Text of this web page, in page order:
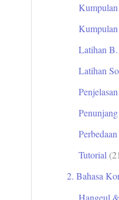
Latihan
Latihan
Perbedaan
Tutorial
2. Bahasa
Hangeul